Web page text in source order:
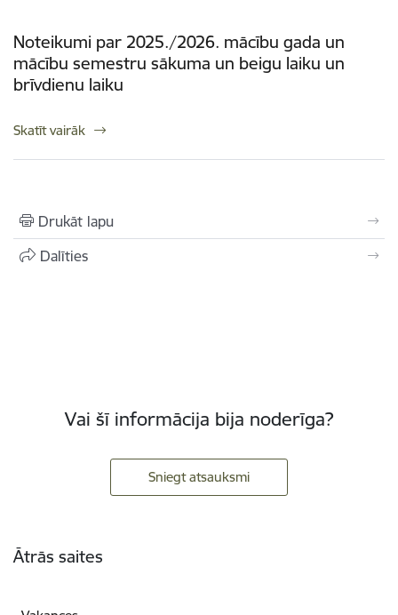
Noteikumi par 2025./2026. mācību gada un
mācību semestru sākuma un beigu laiku un
brīvdienu laiku
Skatīt vairāk
Drukāt lapu
Dalīties
Vai šī informācija bija noderīga?
Sniegt atsauksmi
Ātrās saites